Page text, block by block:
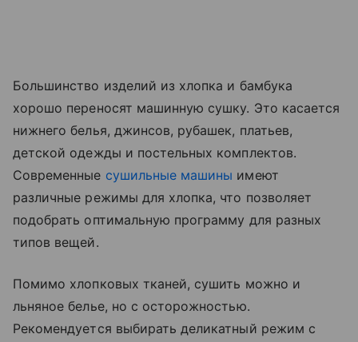
Большинство изделий из хлопка и бамбука
хорошо переносят машинную сушку. Это касается
нижнего белья, джинсов, рубашек, платьев,
детской одежды и постельных комплектов.
Современные сушильные машины имеют
различные режимы для хлопка, что позволяет
подобрать оптимальную программу для разных
типов вещей.
Помимо хлопковых тканей, сушить можно и
льняное белье, но с осторожностью.
Рекомендуется выбирать деликатный режим с